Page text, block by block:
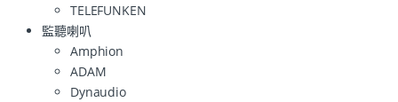
TELEFUNKEN
監聽喇叭
Amphion
ADAM
Dynaudio